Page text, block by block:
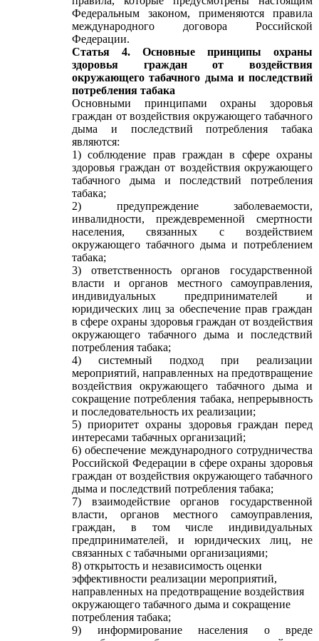
Федеральным законом, применяются правила
международного договора Российской
Федерации.
Статья 4. Основные принципы охраны
здоровья граждан от воздействия
окружающего табачного дыма и последствий
потребления табака
Основными принципами охраны здоровья
граждан от воздействия окружающего табачного
дыма и последствий потребления табака
являются:
1) соблюдение прав граждан в сфере охраны
здоровья граждан от воздействия окружающего
табачного дыма и последствий потребления
табака;
2) предупреждение заболеваемости,
инвалидности, преждевременной смертности
населения, связанных с воздействием
окружающего табачного дыма и потреблением
табака;
3) ответственность органов государственной
власти и органов местного самоуправления,
индивидуальных предпринимателей и
юридических лиц за обеспечение прав граждан
в сфере охраны здоровья граждан от воздействия
окружающего табачного дыма и последствий
потребления табака;
4) системный подход при реализации
мероприятий, направленных на предотвращение
воздействия окружающего табачного дыма и
сокращение потребления табака, непрерывность
и последовательность их реализации;
5) приоритет охраны здоровья граждан перед
интересами табачных организаций;
6) обеспечение международного сотрудничества
Российской Федерации в сфере охраны здоровья
граждан от воздействия окружающего табачного
дыма и последствий потребления табака;
7) взаимодействие органов государственной
власти, органов местного самоуправления,
граждан, в том числе индивидуальных
предпринимателей, и юридических лиц, не
связанных с табачными организациями;
8) открытость и независимость оценки
эффективности реализации мероприятий,
направленных на предотвращение воздействия
окружающего табачного дыма и сокращение
потребления табака;
9) информирование населения о вреде